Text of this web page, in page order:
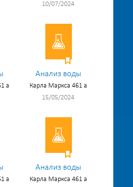
10/07/2024
а
Анализ воды
Карла Маркса 461 а
15/05/2024
а
Анализ воды
Карла Маркса 461 а